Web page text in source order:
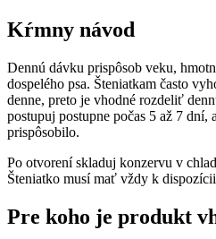
Kŕmny návod
Dennú dávku prispôsob veku,
dospelého psa. Šteniatkam často
denne, preto je vhodné rozdeliť
postupuj postupne počas 5 až 7 dní,
prispôsobilo.
Po otvorení skladuj konzervu v
Šteniatko musí mať vždy k
Pre koho je produkt